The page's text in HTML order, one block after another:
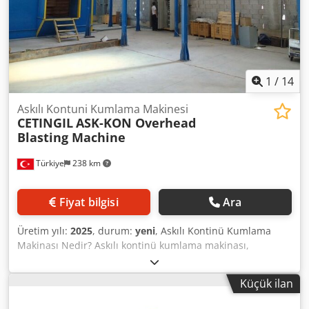
1 / 14
Türkiye 238 km
Askılı Kontuni Kumlama Makinesi
CETINGILASK-KON Overhead
Blasting Machine
Fiyat bilgisi Ara
Üretim yılı: 2025, durum: yeni, Askılı Kontinü Kumlama
Makinası Nedir? Askılı kontinü kumlama makinası,
genellikle metal yüzeylerin temizlenmesi,
pürüzlendirilmesi veya boyaya hazırlanması amacıyla
kullanılan otomatik bir yüzey temizleme sistemidir. Bu tip
Küçük ilan